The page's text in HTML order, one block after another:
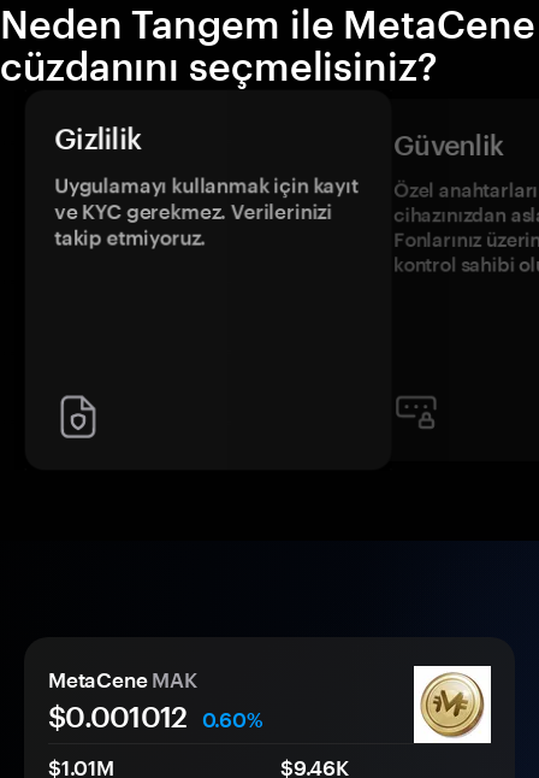
Neden Tangem ile MetaCene
cüzdanını seçmelisiniz?
Gizlilik
Uygulamayı kullanmak için kayıt
ve KYC gerekmez. Verilerinizi
takip etmiyoruz.
Güvenlik
Özel
cihazınızdan
Fonlarınız
kontrol sahibi
MetaCene MAK
$0.001012
0.60%
$1.01M
$9.46K